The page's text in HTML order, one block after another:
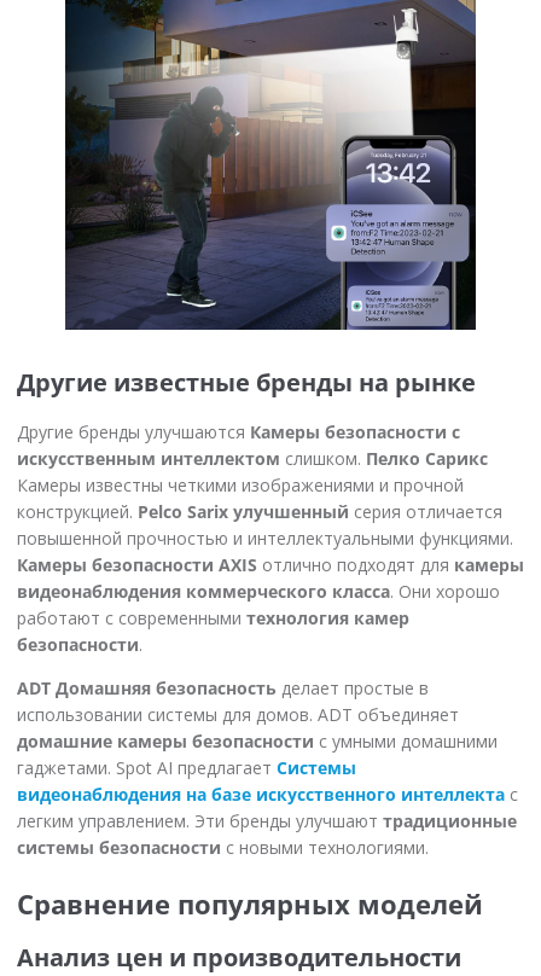
Другие известные бренды на рынке
Другие бренды улучшаются Камеры безопасности с
искусственным интеллектом слишком. Пелко Сарикс
Камеры известны четкими изображениями и прочной
конструкцией. Pelco Sarix улучшенный серия отличается
повышенной прочностью и интеллектуальными функциями.
Камеры безопасности AXIS отлично подходят для камеры
видеонаблюдения коммерческого класса. Они хорошо
работают с современными технология камер
безопасности.
ADT Домашняя безопасность делает простые в
использовании системы для домов. ADT объединяет
домашние камеры безопасности с умными домашними
гаджетами. Spot AI предлагает Системы
видеонаблюдения на базе искусственного интеллекта с
легким управлением. Эти бренды улучшают традиционные
системы безопасности с новыми технологиями.
Сравнение популярных моделей
Анализ цен и производительности